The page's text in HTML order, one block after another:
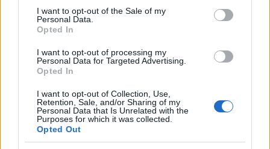
consent section.
I want to opt-out of the Sale of my
Personal Data.
Opted In
I want to opt-out of processing my
Personal Data for Targeted Advertising.
Opted In
I want to opt-out of Collection, Use,
Retention, Sale, and/or Sharing of my
Personal Data that Is Unrelated with the
Purposes for which it was collected.
Opted Out